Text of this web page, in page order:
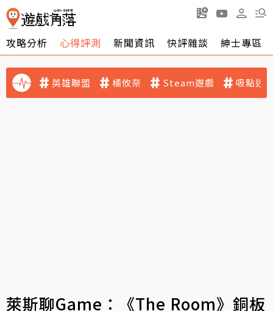
攻略分析 心得評測 新聞資訊 快評雜談 紳士專區
英雄聯盟 橘攸奈 Steam遊戲 吸點迷
萊斯聊Game：《The Room》銅板